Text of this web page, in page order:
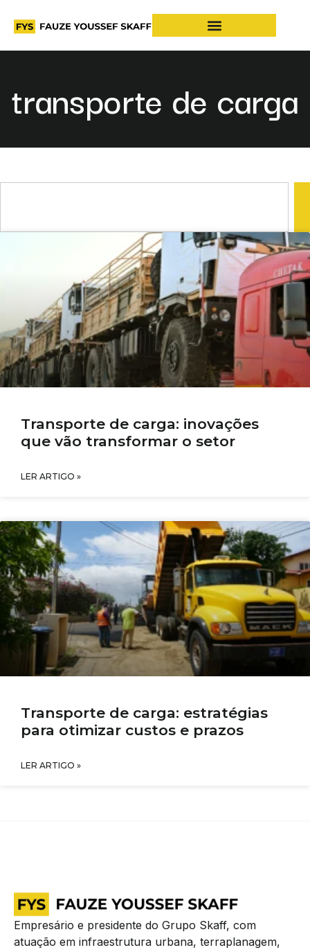
transporte de carga
Transporte de carga: inovações
que vão transformar o setor
LER ARTIGO »
Transporte de carga: estratégias
para otimizar custos e prazos
LER ARTIGO »
Empresário e presidente do Grupo Skaff, com
atuação em infraestrutura urbana, terraplanagem,